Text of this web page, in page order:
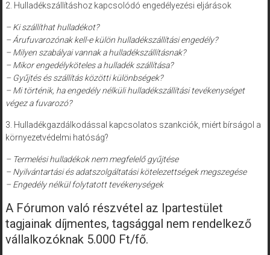
2. Hulladékszállításhoz kapcsolódó engedélyezési eljárások
– Ki szállíthat hulladékot?
– Árufuvarozónak kell-e külön hulladékszállítási engedély?
– Milyen szabályai vannak a hulladékszállításnak?
– Mikor engedélyköteles a hulladék szállítása?
– Gyűjtés és szállítás közötti különbségek?
– Mi történik, ha engedély nélküli hulladékszállítási tevékenységet
végez a fuvarozó?
3. Hulladékgazdálkodással kapcsolatos szankciók, miért bírságol a
környezetvédelmi hatóság?
– Termelési hulladékok nem megfelelő gyűjtése
– Nyilvántartási és adatszolgáltatási kötelezettségek megszegése
– Engedély nélkül folytatott tevékenységek
A Fórumon való részvétel az Ipartestület
tagjainak díjmentes, tagsággal nem rendelkező
vállalkozóknak 5.000 Ft/fő.